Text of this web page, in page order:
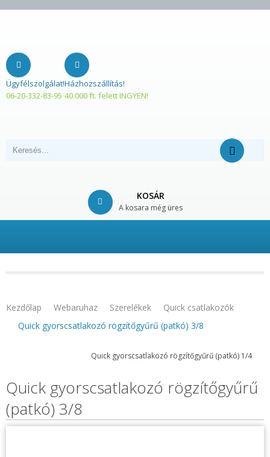
Ügyfélszolgálat!
06-20-332-83-95
Házhozszállítás!
40.000 ft. felett INGYEN!
KOSÁR
A kosara még üres
Kezdőlap Webaruhaz Szerelékek
Quick csatlakozók
Quick gyorscsatlakozó rögzítőgyűrű (patkó) 3/8
Quick gyorscsatlakozó rögzítőgyűrű (patkó) 1/4
Quick gyorscsatlakozó rögzítőgyűrű
(patkó) 3/8